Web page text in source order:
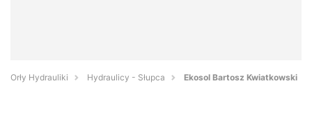
Orły Hydrauliki Hydraulicy - Słupca Ekosol Bartosz Kwiatkowski